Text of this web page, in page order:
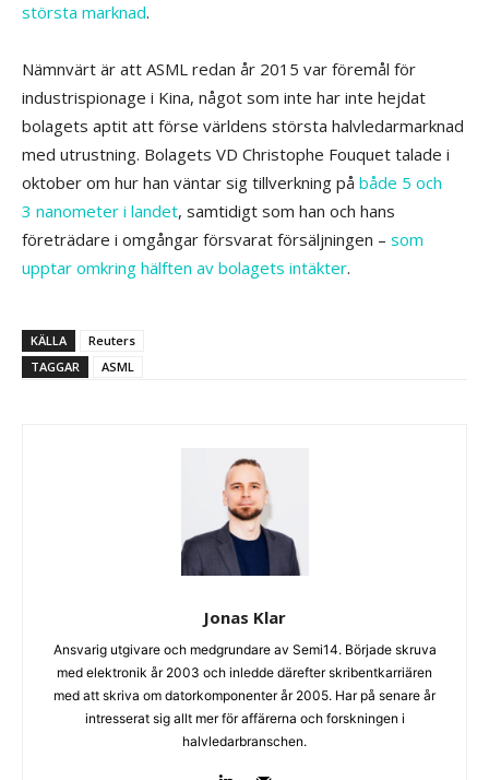
största marknad.
Nämnvärt är att ASML redan år 2015 var föremål för
industrispionage i Kina, något som inte har inte hejdat
bolagets aptit att förse världens största halvledarmarknad
med utrustning. Bolagets VD Christophe Fouquet talade i
oktober om hur han väntar sig tillverkning på både 5 och
3 nanometer i landet, samtidigt som han och hans
företrädare i omgångar försvarat försäljningen – som
upptar omkring hälften av bolagets intäkter.
KÄLLA
Reuters
TAGGAR
ASML
Jonas Klar
Ansvarig utgivare och medgrundare av Semi14. Började skruva
med elektronik år 2003 och inledde därefter skribentkarriären
med att skriva om datorkomponenter år 2005. Har på senare år
intresserat sig allt mer för affärerna och forskningen i
halvledarbranschen.